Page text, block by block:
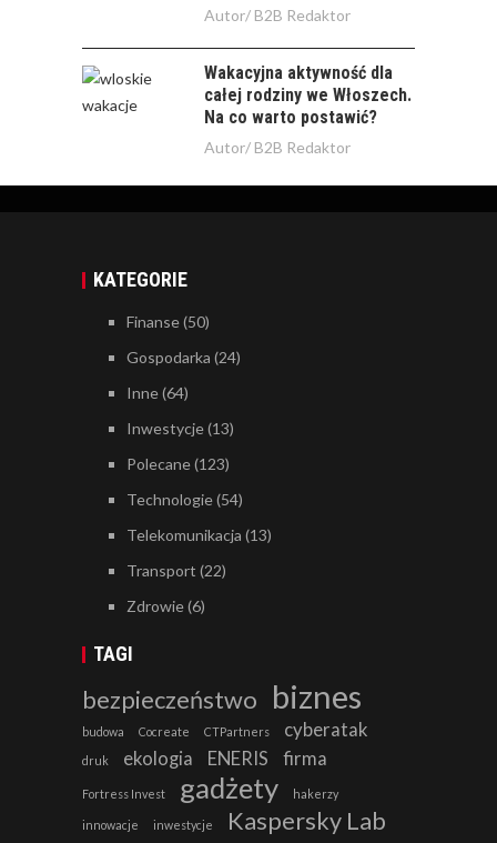
Autor/ B2B Redaktor
Wakacyjna aktywność dla
całej rodziny we Włoszech.
Na co warto postawić?
Autor/ B2B Redaktor
KATEGORIE
Finanse(50)
Gospodarka (24)
Inne(64)
Inwestycje(13)
Polecane(123)
Technologie(54)
Telekomunikacja (13)
Transport (22)
Zdrowie(6)
TAGI
bezpieczeństwo biznes
budowa Cocreate CTPartners cyberatak
druk ekologia ENERIS firma
Fortress Invest gadżety hakerzy
innowacje inwestycje Kaspersky Lab